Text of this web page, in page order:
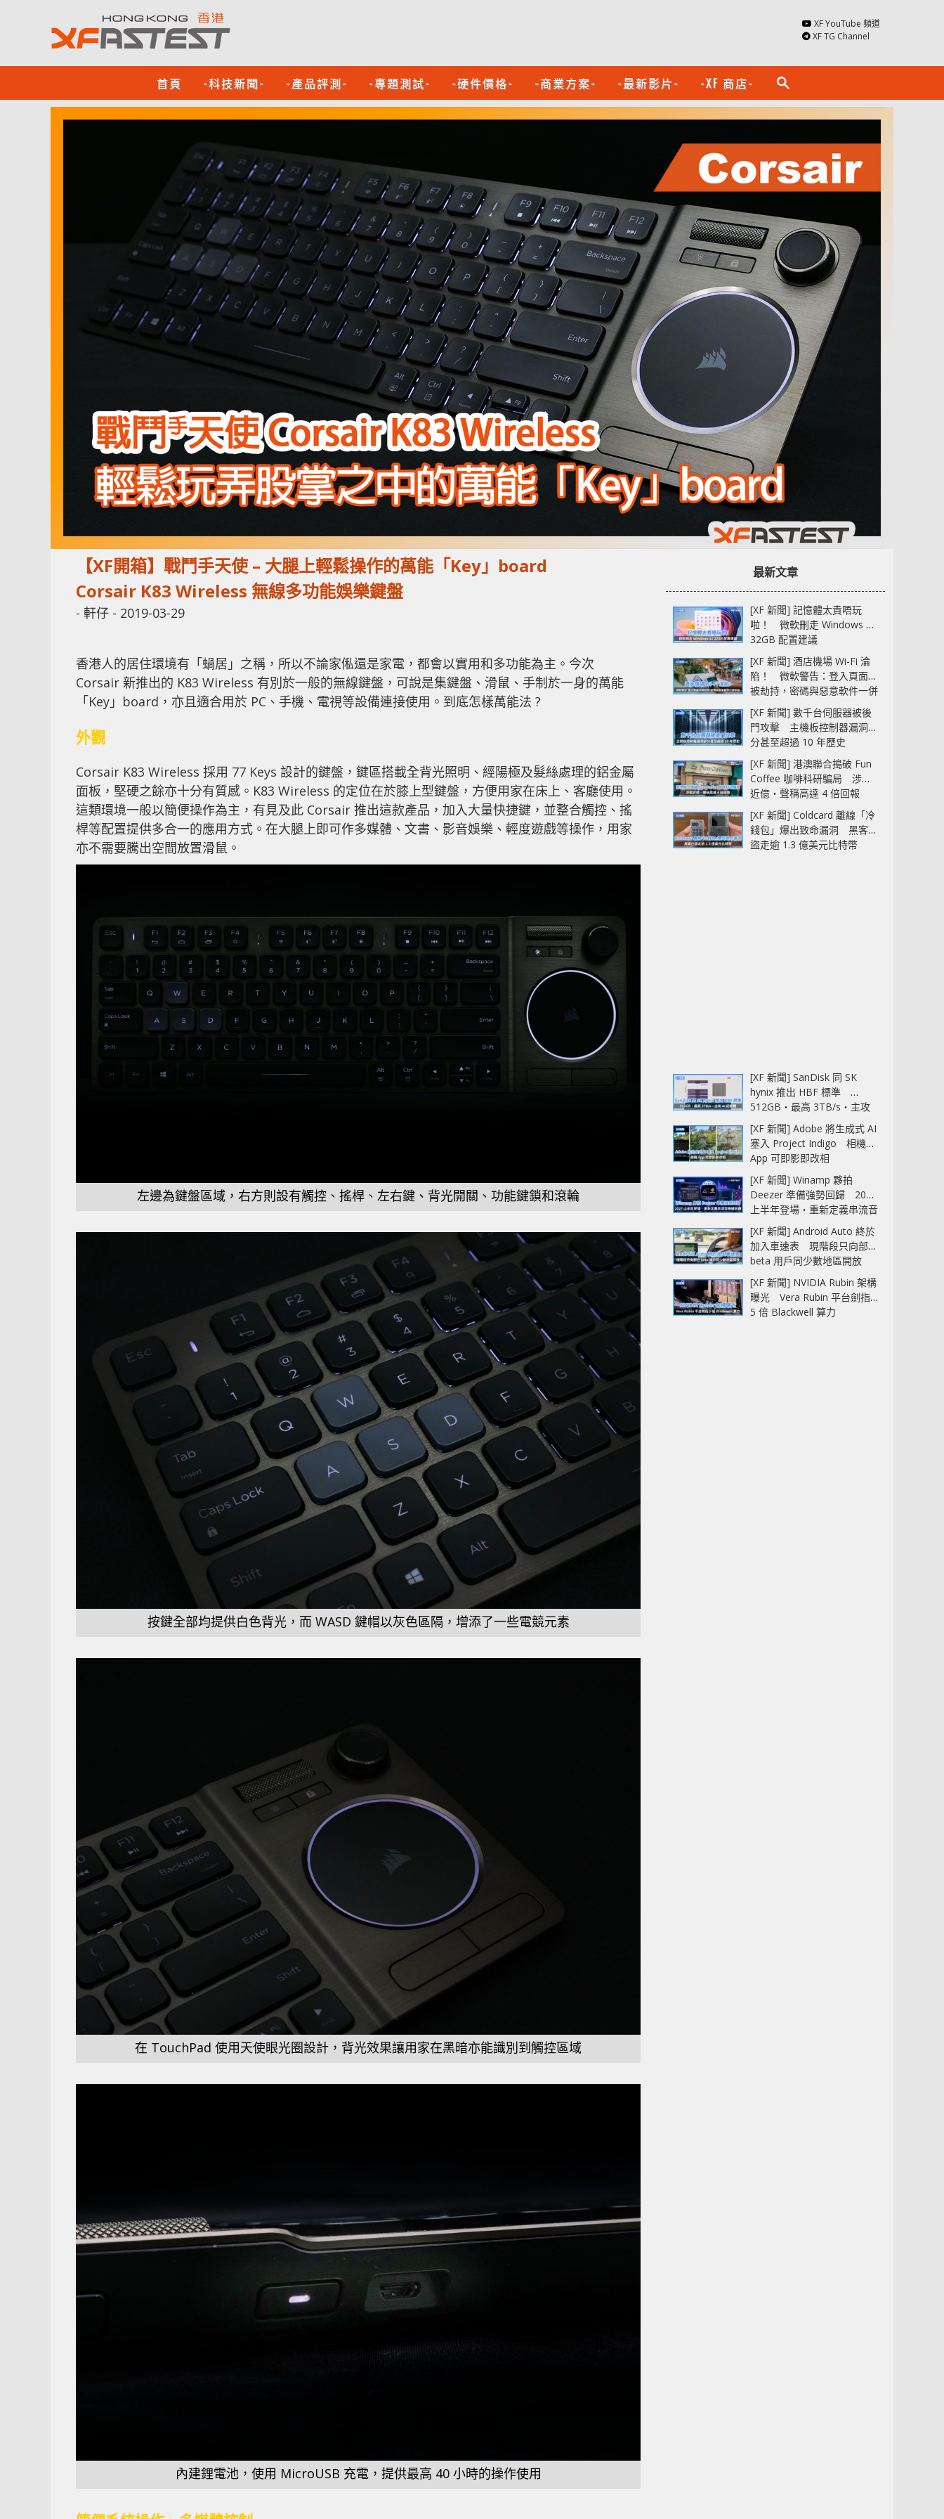
XF YouTube 頻道
XF TG Channel
首頁 -科技新聞- -產品評測- -專題測試- -硬件價格- -商業方案- -最新影片- -XF 商店- search
【XF開箱】戰鬥手天使 – 大腿上輕鬆操作的萬能「Key」board
Corsair K83 Wireless 無線多功能娛樂鍵盤
- 軒仔 - 2019-03-29
香港人的居住環境有「蝸居」之稱，所以不論家俬還是家電，都會以實用和多功能為主。今次
Corsair 新推出的 K83 Wireless 有別於一般的無線鍵盤，可說是集鍵盤、滑鼠、手制於一身的萬能
「Key」board，亦且適合用於 PC、手機、電視等設備連接使用。到底怎樣萬能法 ?
外觀
Corsair K83 Wireless 採用 77 Keys 設計的鍵盤，鍵區搭載全背光照明、經陽極及髮絲處理的鋁金屬
面板，堅硬之餘亦十分有質感。K83 Wireless 的定位在於膝上型鍵盤，方便用家在床上、客廳使用。
這類環境一般以簡便操作為主，有見及此 Corsair 推出這款產品，加入大量快捷鍵，並整合觸控、搖
桿等配置提供多合一的應用方式。在大腿上即可作多媒體、文書、影音娛樂、輕度遊戲等操作，用家
亦不需要騰出空間放置滑鼠。
左邊為鍵盤區域，右方則設有觸控、搖桿、左右鍵、背光開關、功能鍵鎖和滾輪
按鍵全部均提供白色背光，而 WASD 鍵帽以灰色區隔，增添了一些電競元素
在 TouchPad 使用天使眼光圈設計，背光效果讓用家在黑暗亦能識別到觸控區域
內建鋰電池，使用 MicroUSB 充電，提供最高 40 小時的操作使用
最新文章
[XF 新聞] 記憶體太貴唔玩
啦！ 微軟刪走 Windows 11
32GB 配置建議
[XF 新聞] 酒店機場 Wi-Fi 淪
陷！ 微軟警告：登入頁面可
被劫持，密碼與惡意軟件一併
中招
[XF 新聞] 數千台伺服器被後
門攻擊 主機板控制器漏洞部
分甚至超過 10 年歷史
[XF 新聞] 港澳聯合搗破 Fun
Coffee 咖啡科研騙局 涉款
近億‧聲稱高達 4 倍回報
[XF 新聞] Coldcard 離線「冷
錢包」爆出致命漏洞 黑客已
盜走逾 1.3 億美元比特幣
[XF 新聞] SanDisk 同 SK
hynix 推出 HBF 標準
512GB‧最高 3TB/s‧主攻
AI 記憶體
[XF 新聞] Adobe 將生成式 AI
塞入 Project Indigo 相機
App 可即影即改相
[XF 新聞] Winamp 夥拍
Deezer 準備強勢回歸 2027
上半年登場‧重新定義串流音
樂播放器
[XF 新聞] Android Auto 終於
加入車速表 現階段只向部分
beta 用戶同少數地區開放
[XF 新聞] NVIDIA Rubin 架構
曝光 Vera Rubin 平台劍指
5 倍 Blackwell 算力